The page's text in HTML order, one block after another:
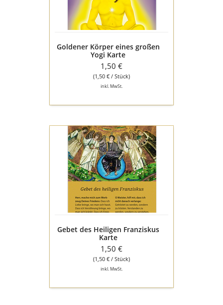
Goldener Körper eines großen
Yogi Karte
1,50 €
(1,50 € / Stück)
inkl. MwSt.
Gebet
Heiligen
Franziskus
Karte
Gebet des Heiligen Franziskus
Karte
1,50 €
(1,50 € / Stück)
inkl. MwSt.